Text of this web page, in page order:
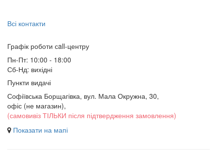
Всі контакти
Графік роботи сall-центру
Пн-Пт: 10:00 - 18:00
Сб-Нд: вихідні
Пункти видачі
Софіївська Борщагівка, вул. Мала Окружна, 30,
офіс (не магазин),
(самовивіз ТІЛЬКИ після підтвердження замовлення)
Показати на мапі